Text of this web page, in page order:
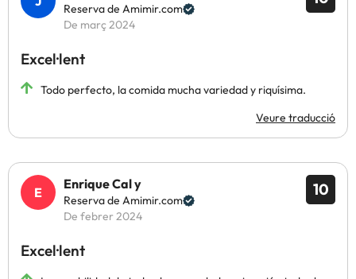
Reserva de Amimir.com
De març 2024
Excel·lent
Todo perfecto, la comida mucha variedad y riquísima.
Veure traducció
10
Enrique Cal y
Reserva de Amimir.com
De febrer 2024
Excel·lent